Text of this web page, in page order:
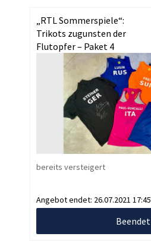
„RTL Sommerspiele“:
Trikots zugunsten der
Flutopfer – Paket 4
bereits versteigert
Angebot endet: 26.07.2021 17:45
Beendet